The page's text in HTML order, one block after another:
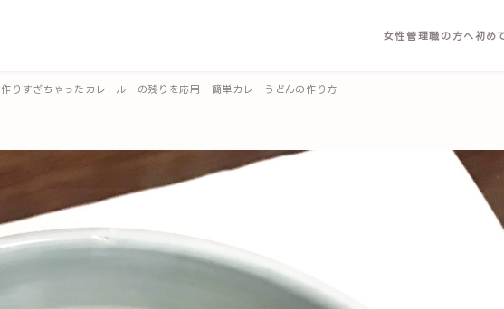
女性管理職の方へ初め
作りすぎちゃったカレールーの残りを応用 簡単カレーうどんの作り方